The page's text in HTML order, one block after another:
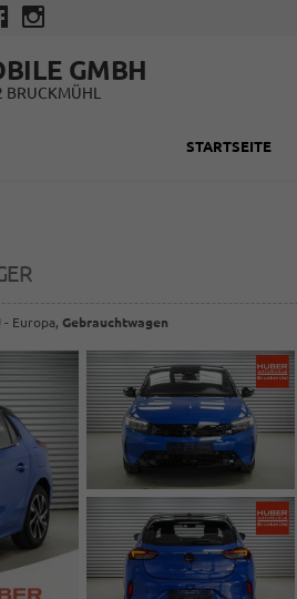
GMBH
BRUCKMÜHL
STARTSEITE
- Europa, Gebrauchtwagen